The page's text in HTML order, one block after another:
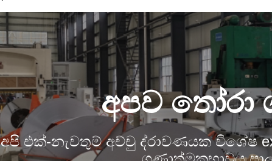
අපව
අපි එක්-නැවතුම් අච්චු ද්රාවණයක විශේෂ